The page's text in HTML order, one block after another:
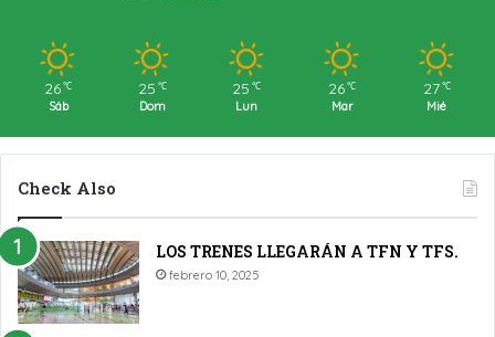
26 ℃
Sáb
25 ℃
Dom
25 ℃
Lun
26 ℃
Mar
27 ℃
Mié
Check Also
LOS TRENES LLEGARÁN A TFN Y TFS.
febrero 10, 2025